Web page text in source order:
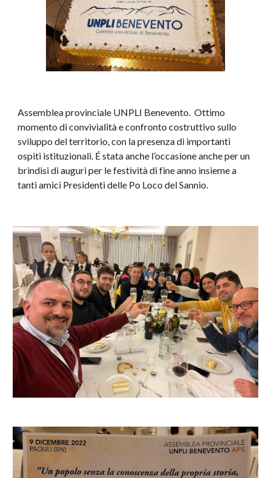
Assemblea provinciale UNPLI Benevento. Ottimo
momento di convivialità e confronto costruttivo sullo
sviluppo del territorio, con la presenza di importanti
ospiti istituzionali. É stata anche l’occasione anche per un
brindisi di auguri per le festività di fine anno insieme a
tanti amici Presidenti delle Po Loco del Sannio.